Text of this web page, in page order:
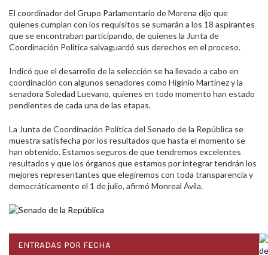
El coordinador del Grupo Parlamentario de Morena dijo que
quienes cumplan con los requisitos se sumarán a los 18 aspirantes
que se encontraban participando, de quienes la Junta de
Coordinación Política salvaguardó sus derechos en el proceso.
Indicó que el desarrollo de la selección se ha llevado a cabo en
coordinación con algunos senadores como Higinio Martínez y la
senadora Soledad Luevano, quienes en todo momento han estado
pendientes de cada una de las etapas.
La Junta de Coordinación Política del Senado de la República se
muestra satisfecha por los resultados que hasta el momento se
han obtenido. Estamos seguros de que tendremos excelentes
resultados y que los órganos que estamos por integrar tendrán los
mejores representantes que elegiremos con toda transparencia y
democráticamente el 1 de julio, afirmó Monreal Ávila.
ENTRADAS POR FECHA